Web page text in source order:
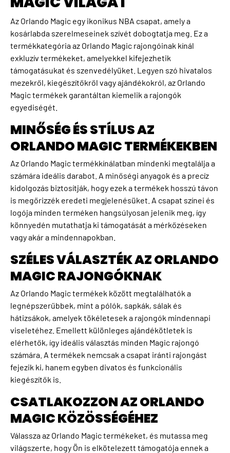
Az Orlando Magic egy ikonikus NBA csapat, amely a
kosárlabda szerelmeseinek szívét dobogtatja meg. Ez a
termékkategória az Orlando Magic rajongóinak kínál
exkluzív termékeket, amelyekkel kifejezhetik
támogatásukat és szenvedélyüket. Legyen szó hivatalos
mezekről, kiegészítőkről vagy ajándékokról, az Orlando
Magic termékek garantáltan kiemelik a rajongók
egyediségét.
MINŐSÉG ÉS STÍLUS AZ
ORLANDO MAGIC TERMÉKEKBEN
Az Orlando Magic termékkínálatban mindenki megtalálja a
számára ideális darabot. A minőségi anyagok és a precíz
kidolgozás biztosítják, hogy ezek a termékek hosszú távon
is megőrizzék eredeti megjelenésüket. A csapat színei és
logója minden terméken hangsúlyosan jelenik meg, így
könnyedén mutathatja ki támogatását a mérkőzéseken
vagy akár a mindennapokban.
SZÉLES VÁLASZTÉK AZ ORLANDO
MAGIC RAJONGÓKNAK
Az Orlando Magic termékek között megtalálhatók a
legnépszerűbbek, mint a pólók, sapkák, sálak és
hátizsákok, amelyek tökéletesek a rajongók mindennapi
viseletéhez. Emellett különleges ajándékötletek is
elérhetők, így ideális választás minden Magic rajongó
számára. A termékek nemcsak a csapat iránti rajongást
fejezik ki, hanem egyben divatos és funkcionális
kiegészítők is.
CSATLAKOZZON AZ ORLANDO
MAGIC KÖZÖSSÉGÉHEZ
Válassza az Orlando Magic termékeket, és mutassa meg
világszerte, hogy Ön is elkötelezett támogatója ennek a